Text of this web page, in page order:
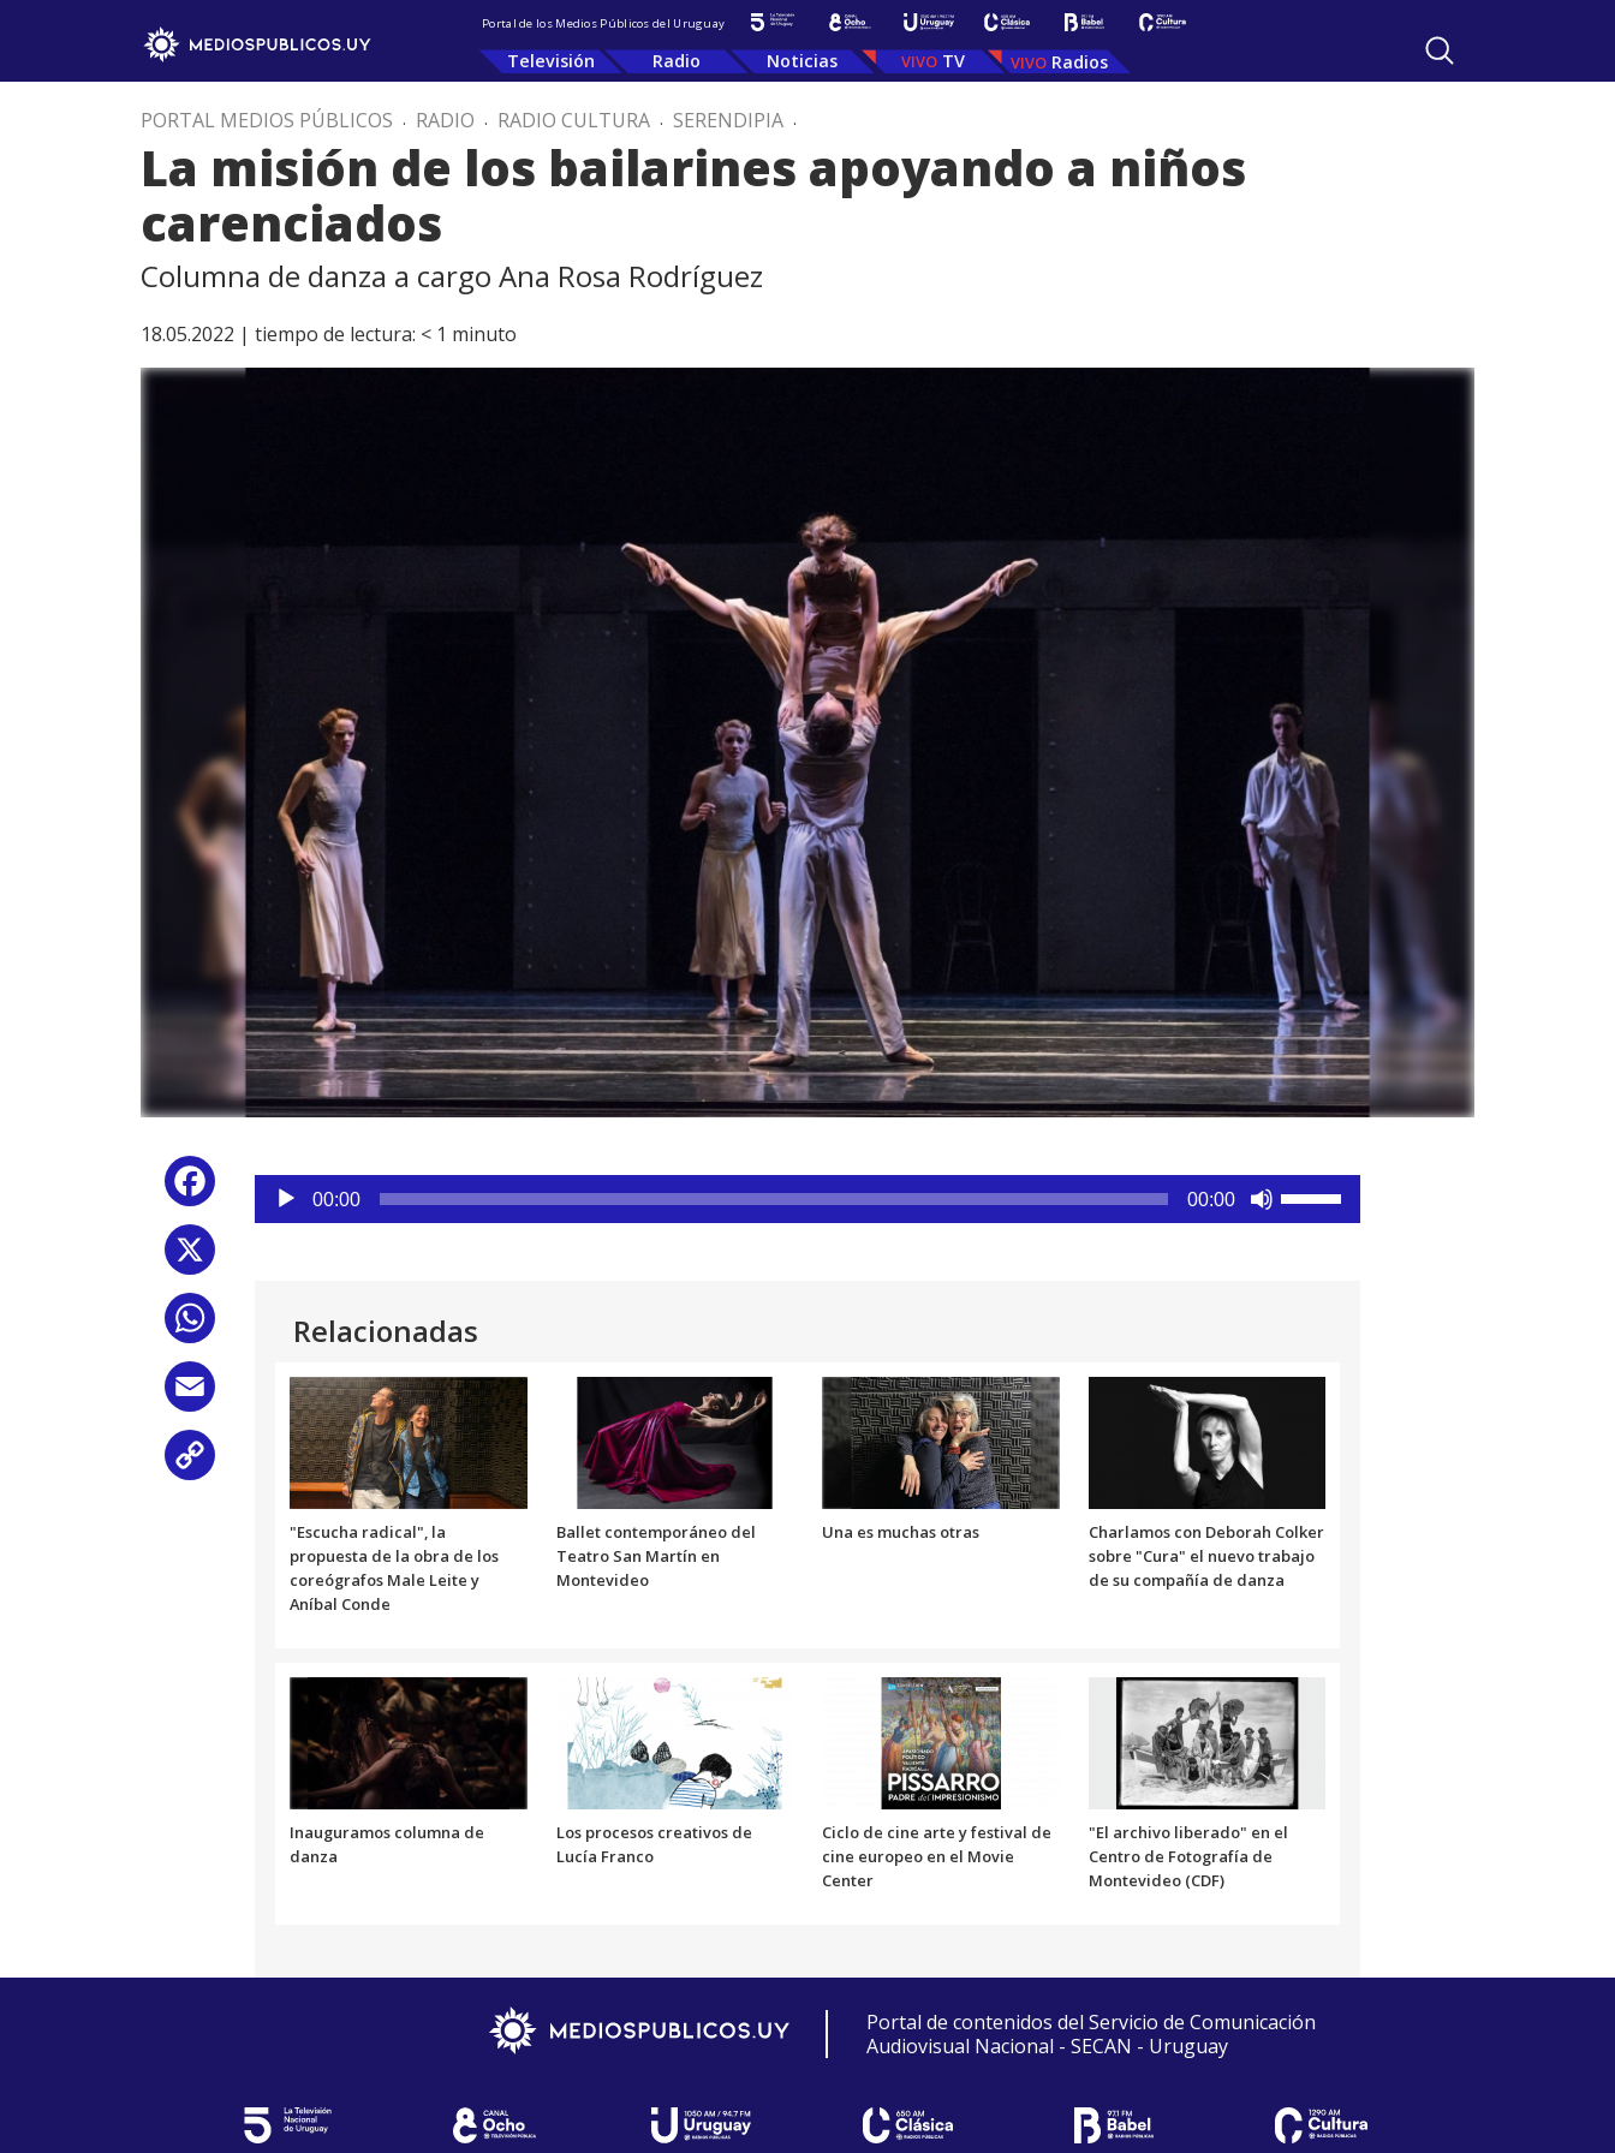
Portal de los Medios Públicos del Uruguay
Televisión Radio Noticias TV Radios
PORTAL MEDIOS PÚBLICOS . RADIO . RADIO CULTURA . SERENDIPIA .
La misión de los bailarines apoyando a niños
carenciados
Columna de danza a cargo Ana Rosa Rodríguez
18.05.2022 | tiempo de lectura: < 1 minuto
Facebook
WhatsApp
Reproductor
audio
00:00 00:00
volumen.
Relacionadas
"Escucha radical", la
propuesta de la obra de los
coreógrafos Male Leite y
Aníbal Conde
Ballet contemporáneo del
Teatro San Martín en
Montevideo
Una es muchas otras
Charlamos con Deborah Colker
sobre "Cura" el nuevo trabajo
de su compañía de danza
Inauguramos columna de
danza
Los procesos creativos de
Lucía Franco
Ciclo de cine arte y festival de
cine europeo en el Movie
Center
"El archivo liberado" en el
Centro de Fotografía de
Montevideo (CDF)
Portal de contenidos del Servicio de Comunicación
Audiovisual Nacional - SECAN - Uruguay